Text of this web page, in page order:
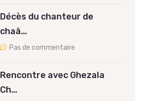
Décès du chanteur de
chaâ…
Pas de commentaire
Rencontre avec Ghezala
Ch…